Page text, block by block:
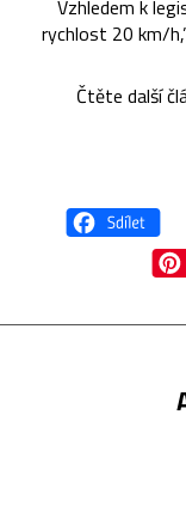
Vzhledem k
rychlost 20 km/
Čtěte další